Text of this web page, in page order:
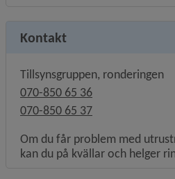
Kontakt
Tillsynsgruppen, ronderingen
070-850 65 36
070-850 65 37
Om du får problem med
kan du på kvällar och helger